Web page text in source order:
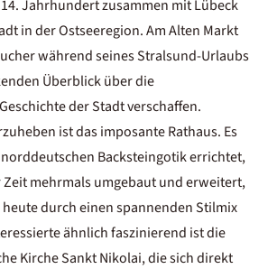
Jahrhundert zusammen mit Lübeck
in der Ostseeregion. Am Alten Markt
während seines Stralsund-Urlaubs
Überblick über die
der Stadt verschaffen.
ist das imposante Rathaus. Es
Backsteingotik errichtet,
Zeit mehrmals umgebaut und erweitert,
durch einen spannenden Stilmix
ähnlich faszinierend ist die
Kirche Sankt Nikolai, die sich direkt